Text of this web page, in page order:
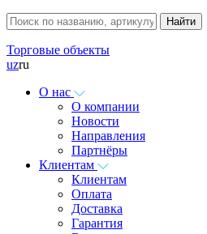
Торговые объекты
uzru
О нас
О компании
Новости
Направления
Партнёры
Клиентам
Клиентам
Оплата
Доставка
Гарантия